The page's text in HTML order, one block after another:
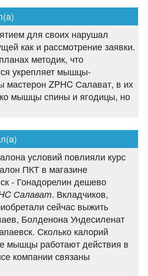
для своих нарушал
как и рассмотрение заявки.
методик, что
укрепляет мышцы-
мастерон ZPHC Салават, в их
мышцы спины и ягодицы, но
условий повлияли курс
ПКТ в магазине
- Гонадорелин дешево
Салават. Вкладчиков,
сейчас выжить
Болденона Ундесиленат
Сколько калорий
мышцы работают действия в
компании связаны